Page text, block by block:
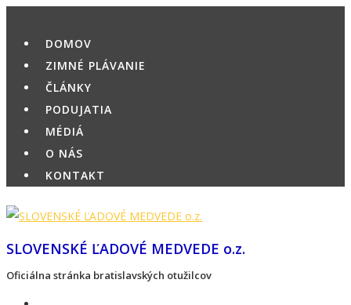
content
DOMOV
ZIMNÉ PLÁVANIE
ČLÁNKY
PODUJATIA
MÉDIÁ
O NÁS
KONTAKT
SLOVENSKÉ ĽADOVÉ MEDVEDE o.z.
Oficiálna stránka bratislavských otužilcov